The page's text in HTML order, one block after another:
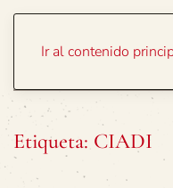
Ir al contenido
Etiqueta: CIADI